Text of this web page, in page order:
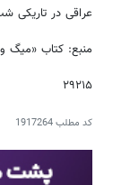
عراقی در تاریکی شب فقط ۲۰ متر
منبع: کتاب «میگ
۲۹۲۱۵
کد مطلب1917264